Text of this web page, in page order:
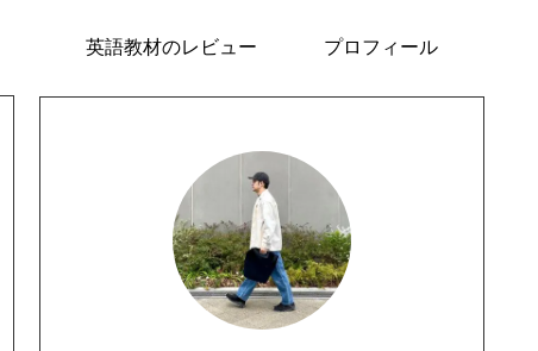
英語教材のレビュー プロフィール